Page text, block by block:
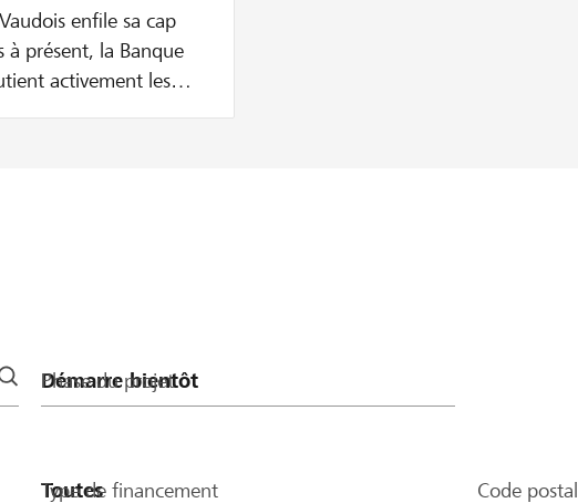
enfile sa cap
activement les
sont versés par
Phase du projet
Type de financement Code postal